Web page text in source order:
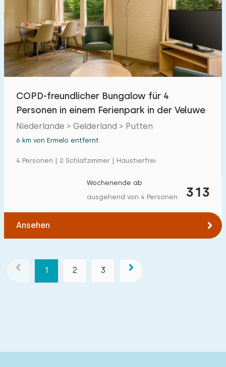
COPD-freundlicher Bungalow für 4
Personen in einem Ferienpark in der Veluwe
Niederlande > Gelderland > Putten
6 km von Ermelo entfernt
4 Personen | 2 Schlafzimmer | Haustierfrei
313
Wochenende ab
ausgehend von 4 Personen
Ansehen
1 2 3